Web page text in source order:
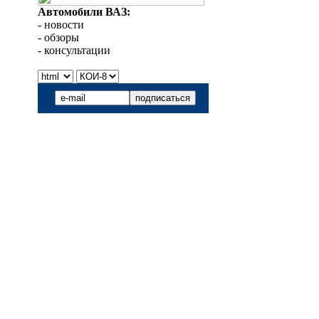
Автомобили ВАЗ:
- новости
- обзоры
- консультации